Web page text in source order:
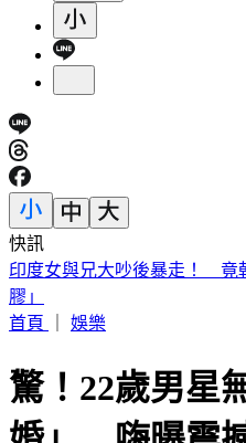
快訊
別只看台積電！ 外媒點名「
首頁
驚！22歲男星
婚」 嗨曝震